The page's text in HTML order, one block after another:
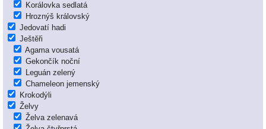
Korálovka sedlatá
Hroznýš královský
Jedovatí hadi
Ještěři
Agama vousatá
Gekončík noční
Leguán zelený
Chameleon jemenský
Krokodýli
Želvy
Želva zelenavá